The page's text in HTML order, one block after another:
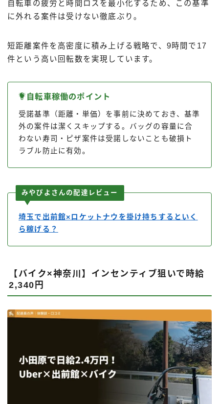
自転車の疲労と時間ロスを最小化するため、この基準
に外れる案件は受けない徹底ぶり。
短距離案件を高密度に積み上げる戦略で、9時間で17
件という高い回転数を実現しています。
自転車稼働のポイント
受諾基準（距離・単価）を事前に決めておき、基準
外の案件は潔くスキップする。バッグの容量に合
わない寿司・ピザ案件は受諾しないことも破損ト
ラブル防止に有効。
みやぴよさんの配達レビュー
埼玉で出前館×ロケットナウを掛け持ちするといく
ら稼げる？
【バイク×神奈川】インセンティブ狙いで時給
2,340円